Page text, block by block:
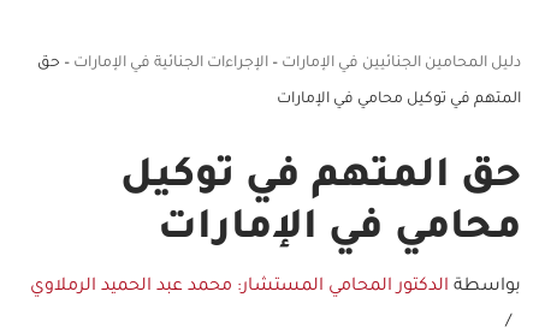
دليل المحامين الجنائيين في الإمارات – الإجراءات الجنائية في الإمارات – حق
المتهم في توكيل محامي في الإمارات
حق المتهم في توكيل
محامي في الإمارات
بواسطة الدكتور المحامي المستشار: محمد عبد الحميد الرملاوي